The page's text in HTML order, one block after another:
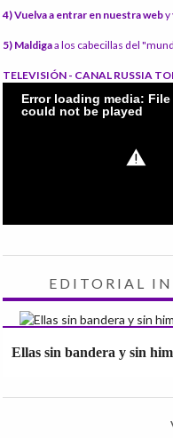
4) Vuelva a entrar en nuestra weby
5) Maldigaa los cabecillas del
TELEVISIÓN - CANAL RUSSIA
EDITORIAL
Ellas sin bandera y sin